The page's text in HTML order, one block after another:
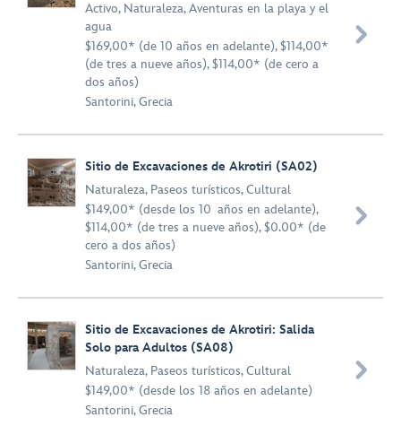
Activo, Naturaleza,Aventuras en la playa y el
agua
$169,00* (de 10 años en adelante), $114,00*
(de tres a nueve años), $114,00* (de cero a
dos años)
Santorini, Grecia

Sitio de Excavaciones de Akrotiri (SA02)
Naturaleza, Paseos turísticos,Cultural
$149,00* (desde los 10 años en adelante),
$114,00* (de tres a nueve años), $0.00* (de
cero a dos años)
Santorini, Grecia

Sitio de Excavaciones de Akrotiri: Salida
Solo para Adultos (SA08)
Naturaleza, Paseos turísticos,Cultural
$149,00* (desde los 18 años en adelante)
Santorini, Grecia
